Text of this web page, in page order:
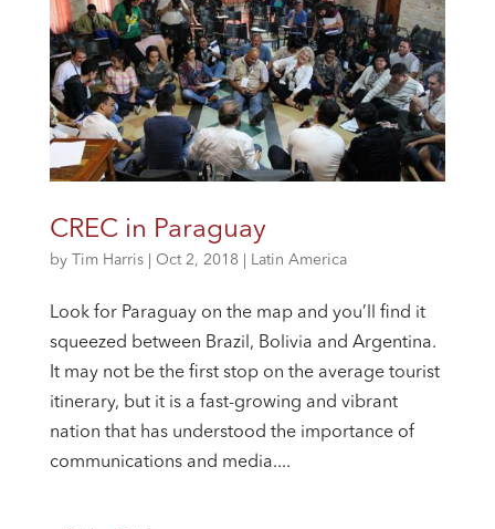
CREC in Paraguay
by Tim Harris| Oct 2, 2018| Latin America
Look for Paraguay on the map and you’ll find it
squeezed between Brazil, Bolivia and Argentina.
It may not be the first stop on the average tourist
itinerary, but it is a fast-growing and vibrant
nation that has understood the importance of
communications and media....